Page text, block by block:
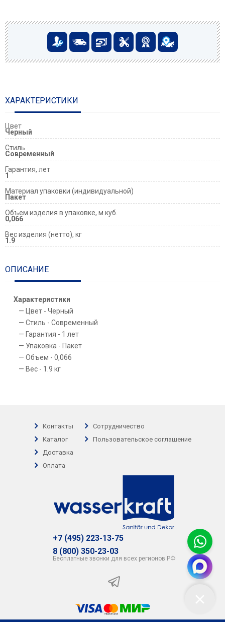
ХАРАКТЕРИСТИКИ
Цвет
Черный
Стиль
Современный
Гарантия, лет
1
Материал упаковки (индивидуальной)
Пакет
Объем изделия в упаковке, м.куб.
0,066
Вес изделия (нетто), кг
1.9
ОПИСАНИЕ
Характеристики
Цвет - Черный
Стиль - Современный
Гарантия - 1 лет
Упаковка - Пакет
Объем - 0,066
Вес - 1.9 кг
Контакты
Каталог
Доставка
Оплата
Сотрудничество
Пользовательское соглашение
+7 (495) 223-13-75
8 (800) 350-23-03
Бесплатные звонки для всех регионов РФ